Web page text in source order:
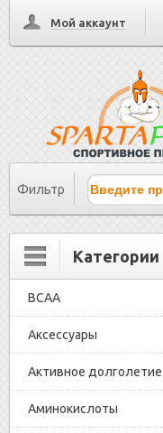
Мой аккаунт
Фильтр
Категории
BCAA
Аксессуары
Активное долголетие
Аминокислоты